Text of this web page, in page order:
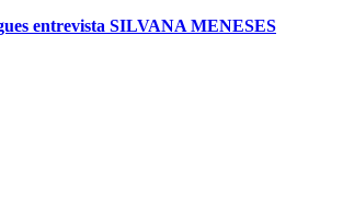
entrevista SILVANA MENESES